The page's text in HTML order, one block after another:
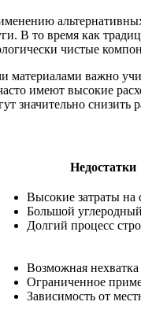
В то время как
чистые
важно
имеют высокие
значительно
Недостатки
Высокие затраты на
Большой
Долгий процесс
Возможная
Ограниченное
Зависимость от